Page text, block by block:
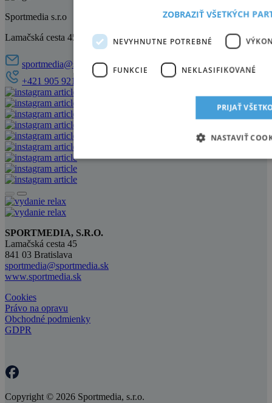
Sportmedia s.r.o
Lamačská cesta 45, 841 03 Bratislava
sportmedia@sportmedia.sk
+421 905 921 521
SPORTMEDIA, S.R.O.
Lamačská cesta 45
841 03 Bratislava
sportmedia@sportmedia.sk
www.sportmedia.sk
Cookies
Právo na opravu
Obchodné podmienky
GDPR
Copyright © 2026 Sportmedia, s.r.o.
ZOBRAZIŤ VŠETKÝCH
NEVYHNUTNE POTREBNÉ
FUNKCIE NEKLASIFIKOVANÉ
PRIJAŤ
NASTAVIŤ